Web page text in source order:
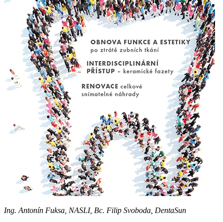
Ing. Antonín Fuksa, NASLI, Bc. Filip Svoboda, DentaSun